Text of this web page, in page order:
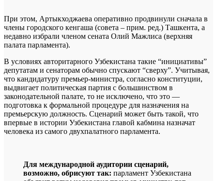
При этом, Артыкходжаева оперативно продвинули сначала в
члены городского кенгаша (совета – прим. ред.) Ташкента, а
недавно избрали членом сената Олий Мажлиса (верхняя
палата парламента).
В условиях авторитарного Узбекистана такие “инициативы”
депутатам и сенаторам обычно спускают “сверху”. Учитывая,
что кандидатуру премьер-министра, согласно конституции,
выдвигает политическая партия с большинством в
законодательной палате, то не исключено, что это —
подготовка к формальной процедуре для назначения на
премьерскую должность. Сценарий может быть такой, что
впервые в истории Узбекистана главой кабмина назначат
человека из самого двухпалатного парламента.
Для международной аудитории сценарий,
возможно, обрисуют так: парламент Узбекистана